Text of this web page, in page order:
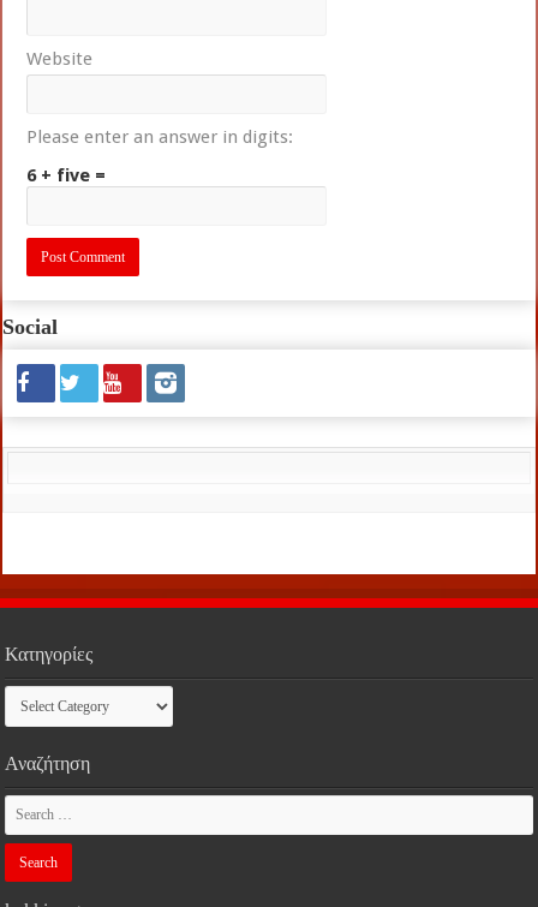
Website
Please enter an answer in digits:
6 + five =
Social
Κατηγορίες
Κατηγορίες
Αναζήτηση